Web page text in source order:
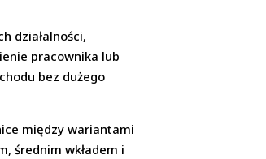
działalności,
pracownika lub
bez dużego
między wariantami
średnim wkładem i